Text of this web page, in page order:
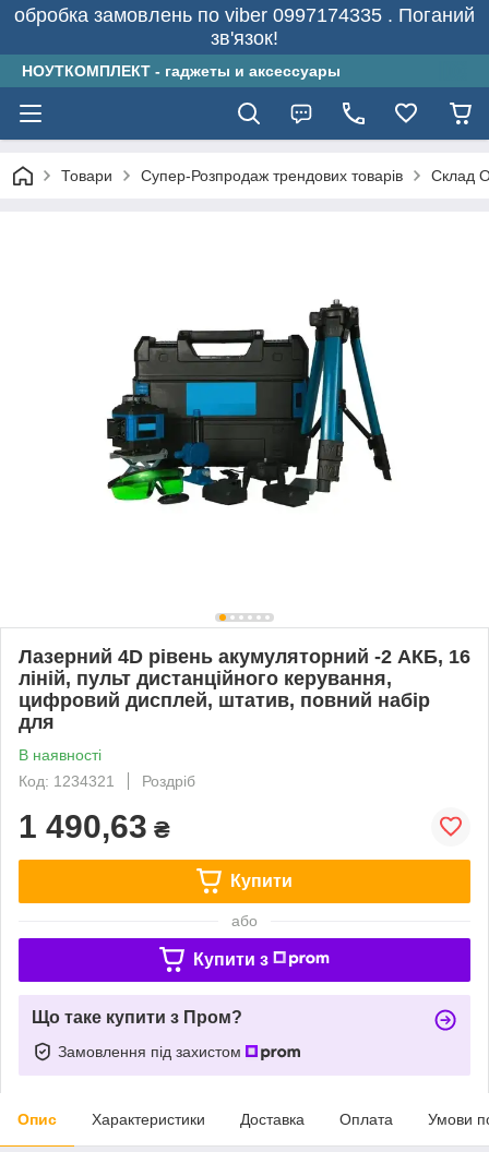
обробка замовлень по viber 0997174335 . Поганий
зв'язок!
НОУТКОМПЛЕКТ - гаджеты и аксессуары
Товари Супер-Розпродаж трендових товарів Склад
Лазерний 4D рівень акумуляторний -2 АКБ, 16
ліній, пульт дистанційного керування,
цифровий дисплей, штатив, повний набір
для
В наявності
Код: 1234321
Роздріб
1 490,63 ₴
Купити
або
Купити з
Що таке купити з Пром?
Замовлення під захистом
Опис Характеристики Доставка Оплата Умови